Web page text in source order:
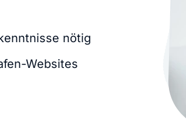
KI Domain Generator
nötig
Websites